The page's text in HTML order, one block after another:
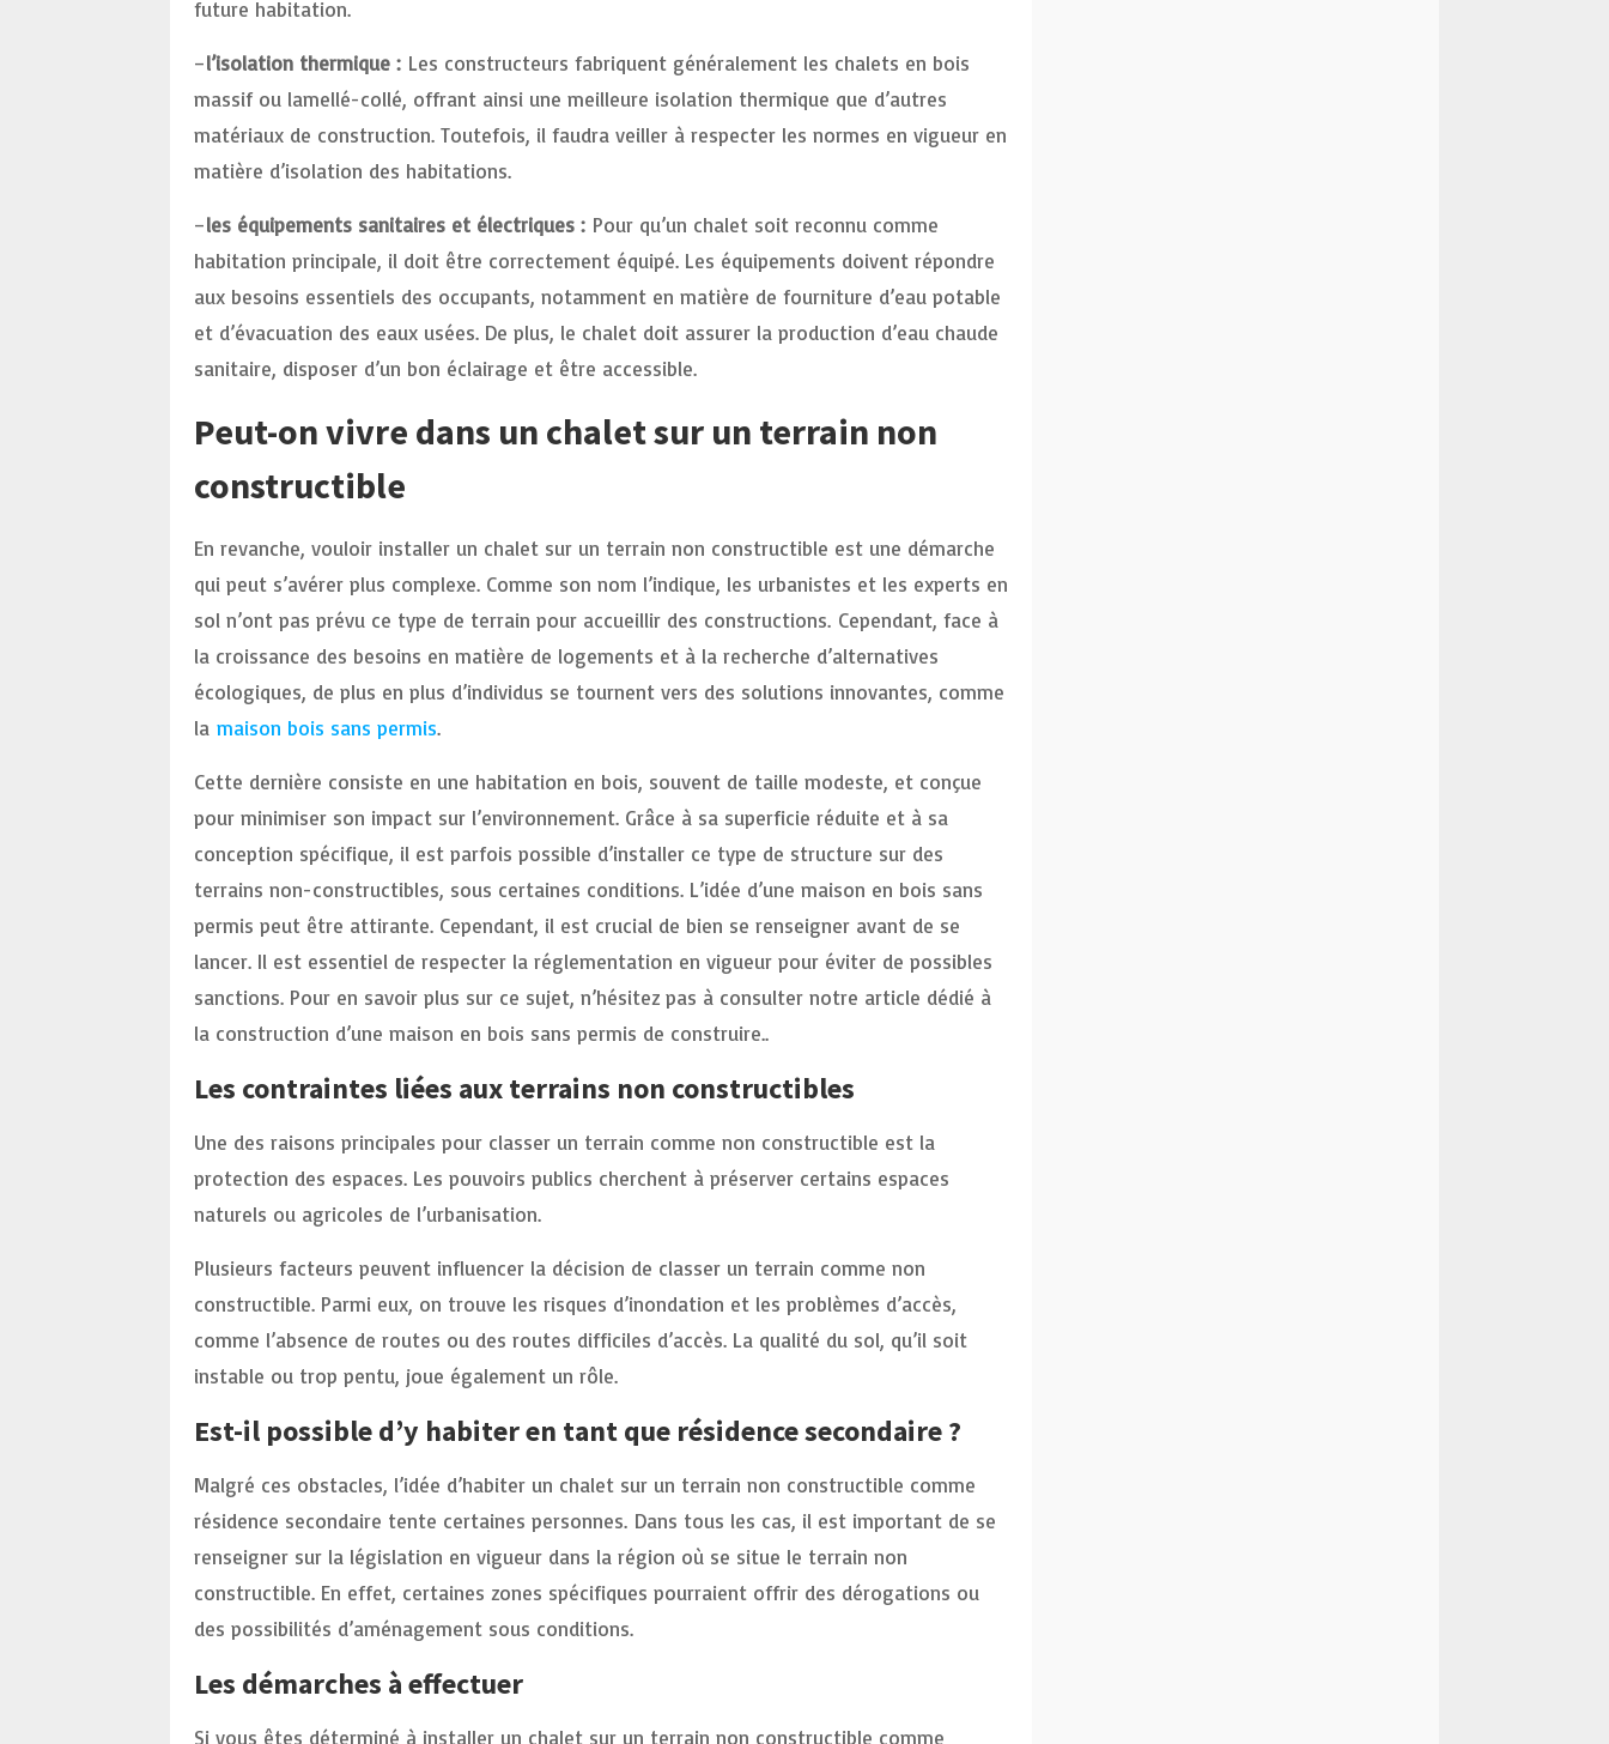
future habitation.
–l’isolation thermique : Les constructeurs fabriquent généralement les chalets en bois
massif ou lamellé-collé, offrant ainsi une meilleure isolation thermique que d’autres
matériaux de construction. Toutefois, il faudra veiller à respecter les normes en vigueur en
matière d’isolation des habitations.
–les équipements sanitaires et électriques : Pour qu’un chalet soit reconnu comme
habitation principale, il doit être correctement équipé. Les équipements doivent répondre
aux besoins essentiels des occupants, notamment en matière de fourniture d’eau potable
et d’évacuation des eaux usées. De plus, le chalet doit assurer la production d’eau chaude
sanitaire, disposer d’un bon éclairage et être accessible.
Peut-on vivre dans un chalet sur un terrain non
constructible
En revanche, vouloir installer un chalet sur un terrain non constructible est une démarche
qui peut s’avérer plus complexe. Comme son nom l’indique, les urbanistes et les experts en
sol n’ont pas prévu ce type de terrain pour accueillir des constructions. Cependant, face à
la croissance des besoins en matière de logements et à la recherche d’alternatives
écologiques, de plus en plus d’individus se tournent vers des solutions innovantes, comme
la maison bois sans permis.
Cette dernière consiste en une habitation en bois, souvent de taille modeste, et conçue
pour minimiser son impact sur l’environnement. Grâce à sa superficie réduite et à sa
conception spécifique, il est parfois possible d’installer ce type de structure sur des
terrains non-constructibles, sous certaines conditions. L’idée d’une maison en bois sans
permis peut être attirante. Cependant, il est crucial de bien se renseigner avant de se
lancer. Il est essentiel de respecter la réglementation en vigueur pour éviter de possibles
sanctions. Pour en savoir plus sur ce sujet, n’hésitez pas à consulter notre article dédié à
la construction d’une maison en bois sans permis de construire..
Les contraintes liées aux terrains non constructibles
Une des raisons principales pour classer un terrain comme non constructible est la
protection des espaces. Les pouvoirs publics cherchent à préserver certains espaces
naturels ou agricoles de l’urbanisation.
Plusieurs facteurs peuvent influencer la décision de classer un terrain comme non
constructible. Parmi eux, on trouve les risques d’inondation et les problèmes d’accès,
comme l’absence de routes ou des routes difficiles d’accès. La qualité du sol, qu’il soit
instable ou trop pentu, joue également un rôle.
Est-il possible d’y habiter en tant que résidence secondaire ?
Malgré ces obstacles, l’idée d’habiter un chalet sur un terrain non constructible comme
résidence secondaire tente certaines personnes. Dans tous les cas, il est important de se
renseigner sur la législation en vigueur dans la région où se situe le terrain non
constructible. En effet, certaines zones spécifiques pourraient offrir des dérogations ou
des possibilités d’aménagement sous conditions.
Les démarches à effectuer
Si vous êtes déterminé à installer un chalet sur un terrain non constructible comme